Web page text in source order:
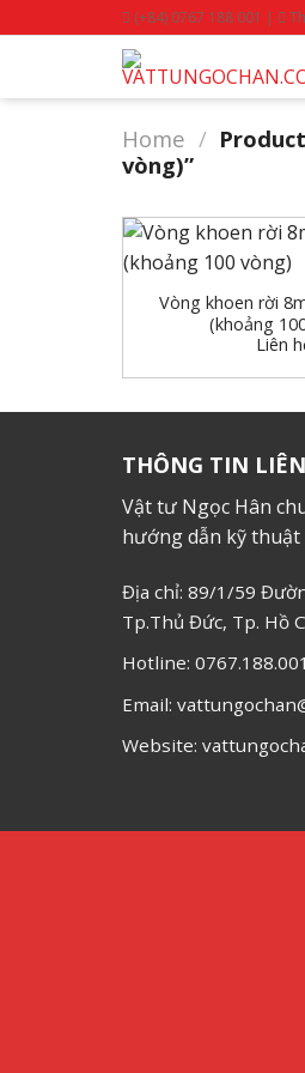
to
(+84) 0767 188 001 |
Home /
vòng)”
Vòng khoen rời
(khoảng
Liên
THÔNG TIN
Vật tư Ngọc Hân
hướng dẫn kỹ thuật
Địa chỉ: 89/1/59
Tp.Thủ Đức, Tp. Hồ
Hotline: 0767.188.001
Email:
Website: